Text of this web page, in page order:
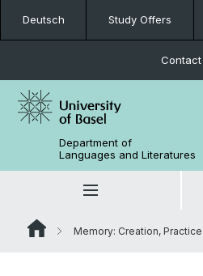
Deutsch Study Offers
Contact
Department of
Languages and Literatures
Memory: Creation,